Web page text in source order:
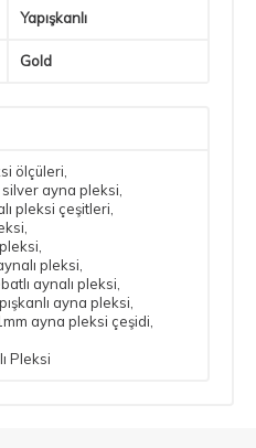
Yapışkanlı
Gold
ölçüleri
silver ayna pleksi
pleksi çeşitleri
pleksi
aynalı pleksi
ayna pleksi
ayna pleksi çeşidi
Pleksi